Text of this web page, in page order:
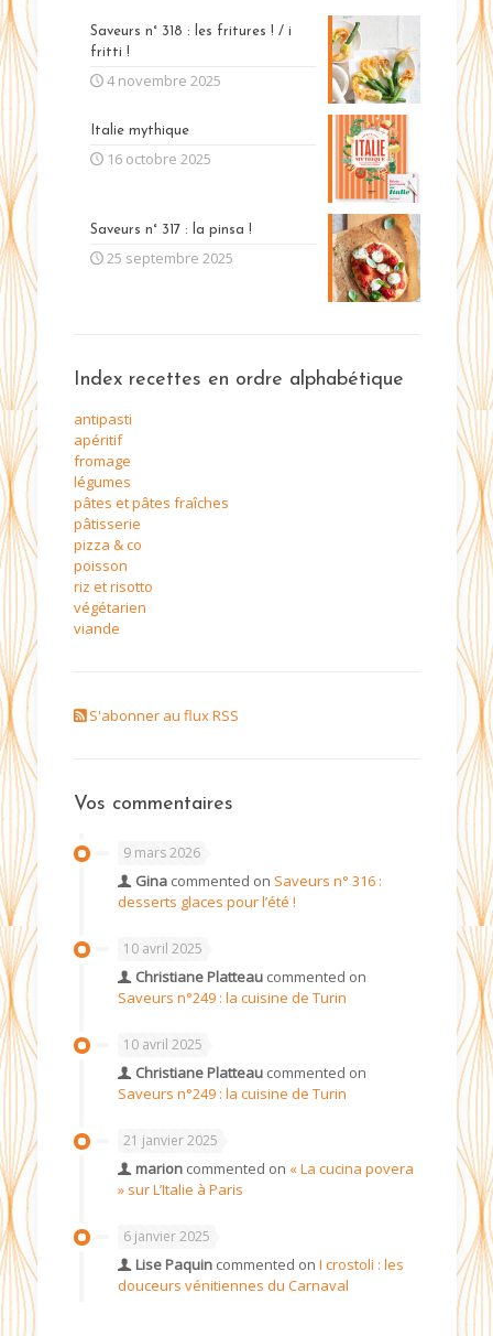
Saveurs n° 318 : les fritures ! / i
fritti !
4 novembre 2025
Italie mythique
16 octobre 2025
Saveurs n° 317 : la pinsa !
25 septembre 2025
Index recettes en ordre alphabétique
antipasti
apéritif
fromage
légumes
pâtes et pâtes fraîches
pâtisserie
pizza & co
poisson
riz et risotto
végétarien
viande
S'abonner au flux RSS
Vos commentaires
9 mars 2026
Ginacommented on Saveurs n° 316 :
desserts glaces pour l’été !
10 avril 2025
Christiane Platteaucommented on
Saveurs n°249 : la cuisine de Turin
10 avril 2025
Christiane Platteaucommented on
Saveurs n°249 : la cuisine de Turin
21 janvier 2025
marioncommented on « La cucina povera
» sur L’Italie à Paris
6 janvier 2025
Lise Paquincommented on I crostoli : les
douceurs vénitiennes du Carnaval